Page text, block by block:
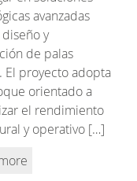
avanzadas
y
de palas
El proyecto adopta
orientado a
el rendimiento
y operativo […]